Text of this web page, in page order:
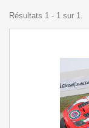
Résultats 1 - 1 sur 1.